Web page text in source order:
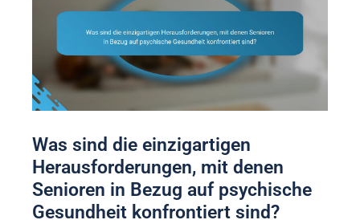
Was sind die einzigartigen
Herausforderungen, mit denen
Senioren in Bezug auf psychische
Gesundheit konfrontiert sind?